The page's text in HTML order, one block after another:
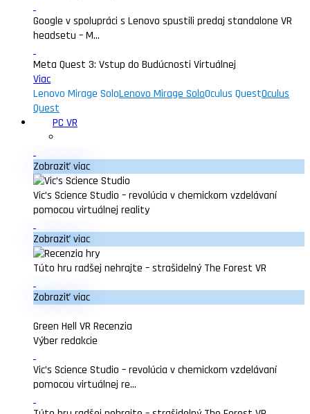
Google v spolupráci s Lenovo spustili predaj standalone VR
headsetu – M...
Meta Quest 3: Vstup do Budúcnosti Virtuálnej
Viac
Lenovo Mirage SoloLenovo Mirage SoloOculus QuestOculus
Quest
PC VR
Zobraziť viac
Vic’s Science Studio – revolúcia v chemickom vzdelávaní
pomocou virtuálnej reality
Zobraziť viac
Túto hru radšej nehrajte – strašidelný The Forest VR
Zobraziť viac
Green Hell VR Recenzia
Výber redakcie
Vic’s Science Studio – revolúcia v chemickom vzdelávaní
pomocou virtuálnej re...